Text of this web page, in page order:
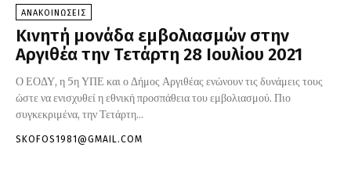
ΑΝΑΚΟΙΝΩΣΕΙΣ
Κινητή μονάδα εμβολιασμών στην
Αργιθέα την Τετάρτη 28 Ιουλίου 2021
Ο ΕΟΔΥ, η 5η ΥΠΕ και ο Δήμος Αργιθέας ενώνουν τις δυνάμεις τους
ώστε να ενισχυθεί η εθνική προσπάθεια του εμβολιασμού. Πιο
συγκεκριμένα, την Τετάρτη...
SKOFOS1981@GMAIL.COM